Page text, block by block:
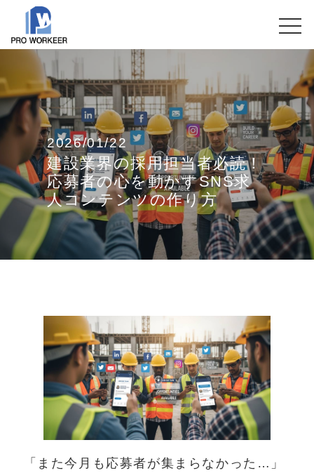
2026/01/22
建設業界の採用担当者必読！
応募者の心を動かすSNS求
人コンテンツの作り方
「また今月も応募者が集まらなかった…」